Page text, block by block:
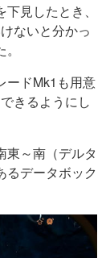
見したとき、
ないと分かっ
ードMk1も用意
きるようにし
東～南（デルタ
るデータボック